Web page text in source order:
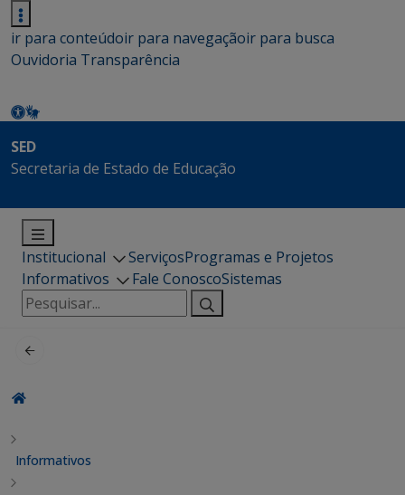
ir para conteúdoir para navegaçãoir para busca
Ouvidoria Transparência
SED
Secretaria de Estado de Educação
Institucional ServiçosProgramas e Projetos
Informativos
Fale ConoscoSistemas
Pesquisar
por:
Informativos